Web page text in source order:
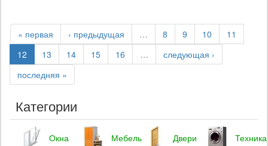
« первая ‹ предыдущая … 8 9 10
11
12
13 14 15 16 …
следующая ›
последняя »
Категории
Окна Мебель Двери Техника